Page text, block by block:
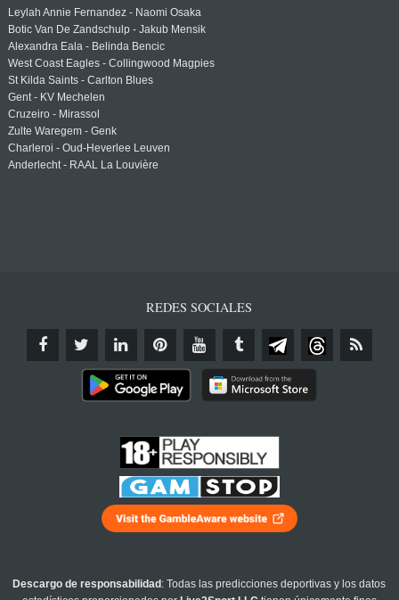
Leylah Annie Fernandez - Naomi Osaka
Botic Van De Zandschulp - Jakub Mensik
Alexandra Eala - Belinda Bencic
West Coast Eagles - Collingwood Magpies
St Kilda Saints - Carlton Blues
Gent - KV Mechelen
Cruzeiro - Mirassol
Zulte Waregem - Genk
Charleroi - Oud-Heverlee Leuven
Anderlecht - RAAL La Louvière
REDES SOCIALES
Descargo de responsabilidad : Todas las predicciones deportivas y los datos